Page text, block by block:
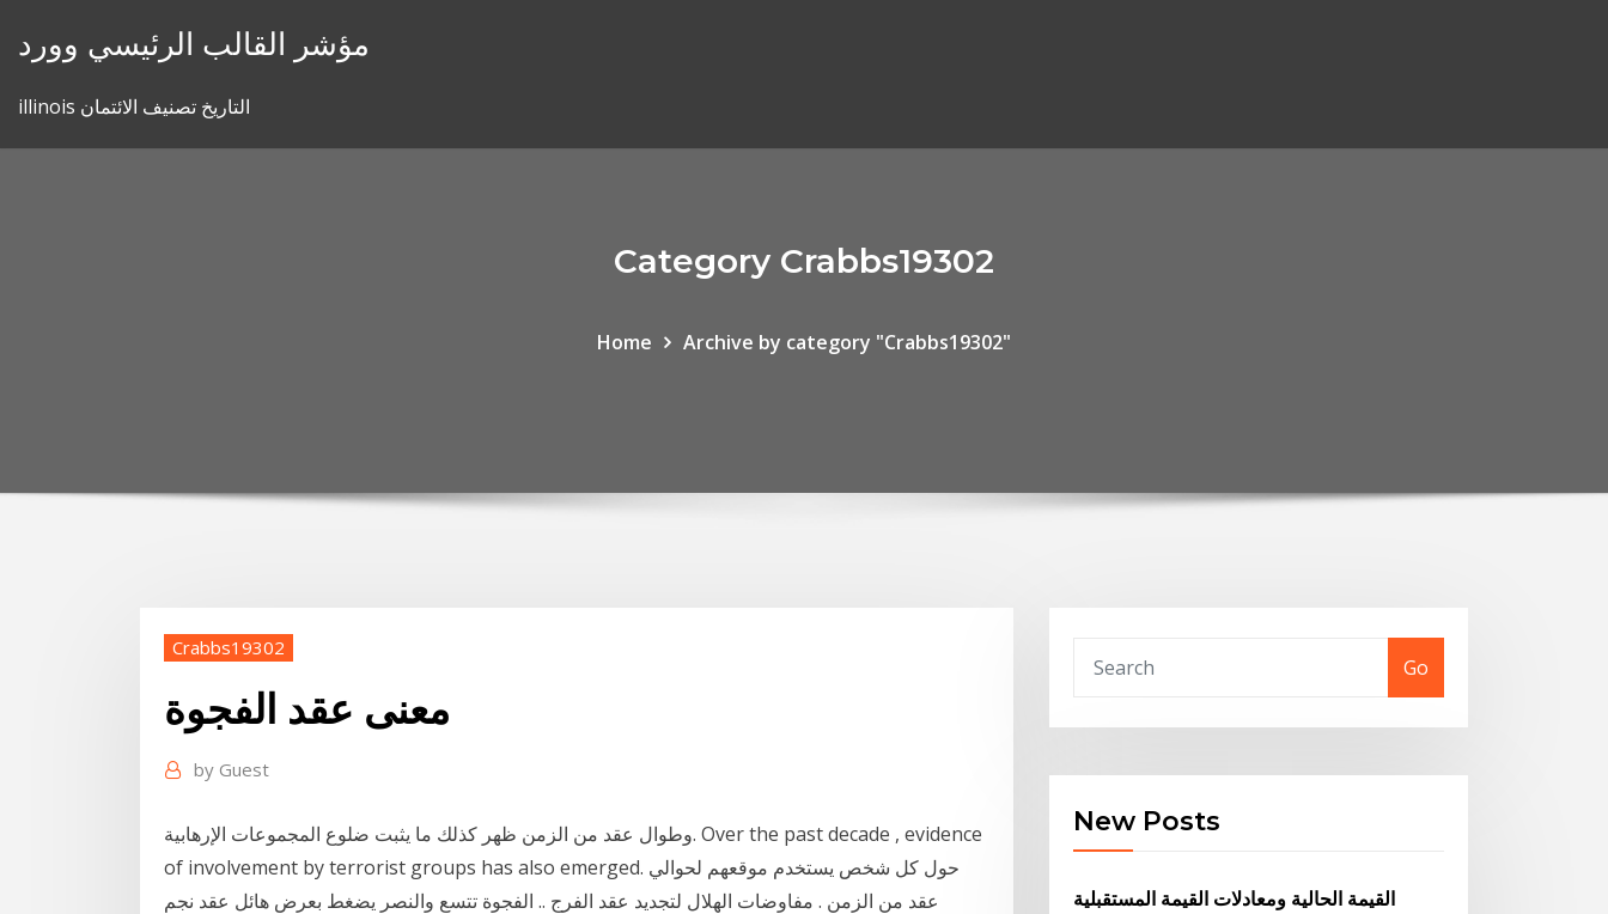
مؤشر القالب الرئيسي وورد
illinois التاريخ تصنيف الائتمان
Category Crabbs19302
Home Archive by category "Crabbs19302"
Crabbs19302
معنى عقد الفجوة
by Guest
وطوال عقد من الزمن ظهر كذلك ما يثبت ضلوع المجموعات الإرهابية. Over the past decade , evidence
of involvement by terrorist groups has also emerged. حول كل شخص يستخدم موقعهم لحوالي
عقد من الزمن . مفاوضات الهلال لتجديد عقد الفرج .. الفجوة تتسع والنصر يضغط بعرض هائل عقد نجم
Go
New Posts
القيمة الحالية ومعادلات القيمة المستقبلية